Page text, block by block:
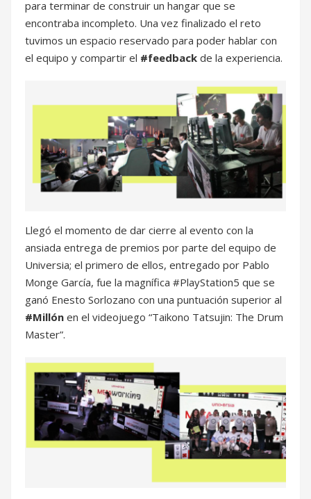
para terminar de construir un hangar que se
encontraba incompleto. Una vez finalizado el reto
tuvimos un espacio reservado para poder hablar con
el equipo y compartir el #feedback de la experiencia.
Llegó el momento de dar cierre al evento con la
ansiada entrega de premios por parte del equipo de
Universia; el primero de ellos, entregado por Pablo
Monge García, fue la magnífica #PlayStation5 que se
ganó Enesto Sorlozano con una puntuación superior al
#Millón en el videojuego “Taikono Tatsujin: The Drum
Master”.